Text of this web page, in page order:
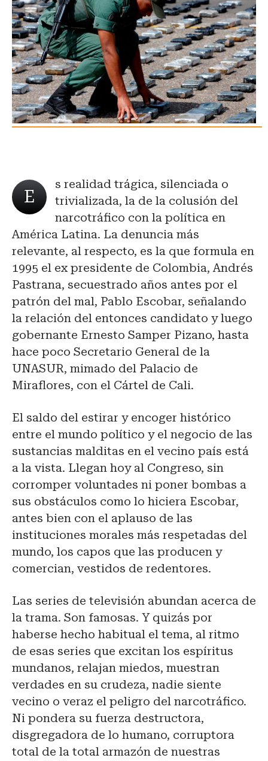
E
s realidad trágica, silenciada o
trivializada, la de la colusión del
narcotráfico con la política en
América Latina. La denuncia más
relevante, al respecto, es la que formula en
1995 el ex presidente de Colombia, Andrés
Pastrana, secuestrado años antes por el
patrón del mal, Pablo Escobar, señalando
la relación del entonces candidato y luego
gobernante Ernesto Samper Pizano, hasta
hace poco Secretario General de la
UNASUR, mimado del Palacio de
Miraflores, con el Cártel de Cali.
El saldo del estirar y encoger histórico
entre el mundo político y el negocio de las
sustancias malditas en el vecino país está
a la vista. Llegan hoy al Congreso, sin
corromper voluntades ni poner bombas a
sus obstáculos como lo hiciera Escobar,
antes bien con el aplauso de las
instituciones morales más respetadas del
mundo, los capos que las producen y
comercian, vestidos de redentores.
Las series de televisión abundan acerca de
la trama. Son famosas. Y quizás por
haberse hecho habitual el tema, al ritmo
de esas series que excitan los espíritus
mundanos, relajan miedos, muestran
verdades en su crudeza, nadie siente
vecino o veraz el peligro del narcotráfico.
Ni pondera su fuerza destructora,
disgregadora de lo humano, corruptora
total de la total armazón de nuestras